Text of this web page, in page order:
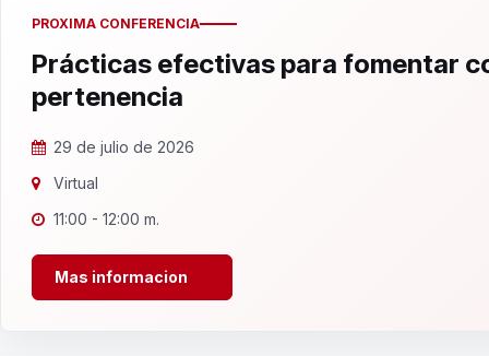
PROXIMA CONFERENCIA
Prácticas efectivas para fomentar
pertenencia
29 de julio de 2026
Virtual
11:00 - 12:00 m.
Mas informacion